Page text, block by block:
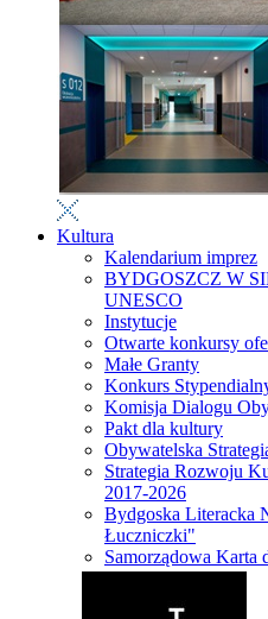
Kultura
Kalendarium imprez
BYDGOSZCZ W
UNESCO
Instytucje
Otwarte konkursy
Małe Granty
Konkurs
Komisja Dialogu
Pakt dla kultury
Obywatelska
Strategia Rozwoju
2017-2026
Bydgoska Literacka
Łuczniczki"
Samorządowa Karta